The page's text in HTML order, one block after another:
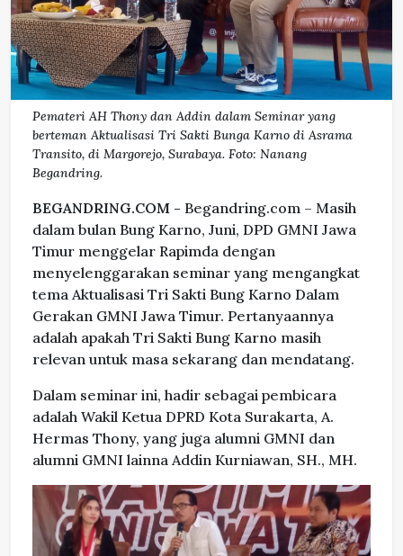
Pemateri AH Thony dan Addin dalam Seminar yang
berteman Aktualisasi Tri Sakti Bunga Karno di Asrama
Transito, di Margorejo, Surabaya. Foto: Nanang
Begandring.
BEGANDRING.COM - Begandring.com – Masih
dalam bulan Bung Karno, Juni, DPD GMNI Jawa
Timur menggelar Rapimda dengan
menyelenggarakan seminar yang mengangkat
tema Aktualisasi Tri Sakti Bung Karno Dalam
Gerakan GMNI Jawa Timur. Pertanyaannya
adalah apakah Tri Sakti Bung Karno masih
relevan untuk masa sekarang dan mendatang.
Dalam seminar ini, hadir sebagai pembicara
adalah Wakil Ketua DPRD Kota Surakarta, A.
Hermas Thony, yang juga alumni GMNI dan
alumni GMNI lainna Addin Kurniawan, SH., MH.